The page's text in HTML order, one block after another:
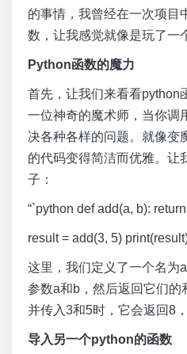
的事情，我曾经在一次项目
数，让我感觉就像是玩了一
Python函数的魔力
首先，让我们来看看python
一位神奇的魔术师，当你调
决各种各样的问题。就像变
的代码变得简洁而优雅。让
子：
“`python def add(a, b):
result = add(3, 5)
这里，我们定义了一个名为
参数a和b，然后返回它们的
并传入3和5时，它会返回8
导入另一个python的函数